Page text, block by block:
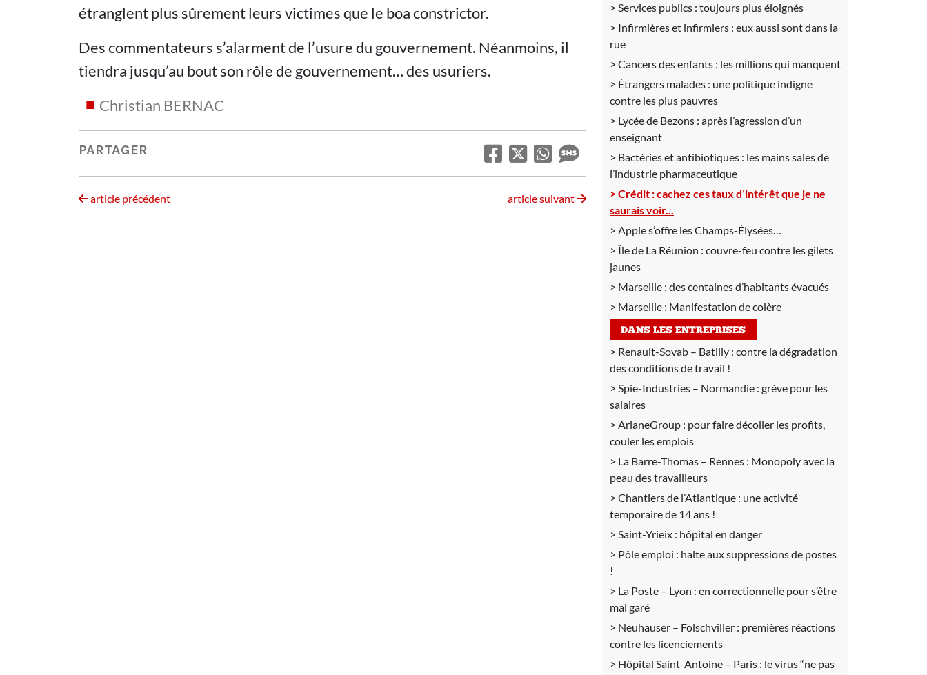
étranglent plus sûrement leurs victimes que le boa constrictor.
Des commentateurs s’alarment de l’usure du gouvernement. Néanmoins, il
tiendra jusqu’au bout son rôle de gouvernement… des usuriers.
Christian BERNAC
PARTAGER
article précédent article suivant
Services publics : toujours plus éloignés
Infirmières et infirmiers : eux aussi sont dans la
rue
Cancers des enfants : les millions qui manquent
Étrangers malades : une politique indigne
contre les plus pauvres
Lycée de Bezons : après l’agression d’un
enseignant
Bactéries et antibiotiques : les mains sales de
l’industrie pharmaceutique
Crédit :cachez ces taux d’intérêt que je ne
saurais voir...
Apple s’offre les Champs-Élysées…
Île de La Réunion : couvre-feu contre les gilets
jaunes
Marseille : des centaines d’habitants évacués
Marseille : Manifestation de colère
DANS LES ENTREPRISES
Renault-Sovab – Batilly : contre la dégradation
des conditions de travail !
Spie-Industries – Normandie : grève pour les
salaires
ArianeGroup : pour faire décoller les profits,
couler les emplois
La Barre-Thomas – Rennes : Monopoly avec la
peau des travailleurs
Chantiers de l’Atlantique : une activité
temporaire de 14 ans !
Saint-Yrieix : hôpital en danger
Pôle emploi : halte aux suppressions de postes
!
La Poste – Lyon : en correctionnelle pour s’être
mal garé
Neuhauser – Folschviller : premières réactions
contre les licenciements
Hôpital Saint-Antoine – Paris : le virus “ne pas